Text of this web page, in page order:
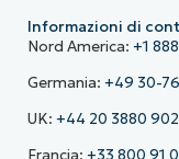
Informazioni di
Nord America: +1
Germania: +49 30-
UK: +44 20 3880
Francia: +33 800 91